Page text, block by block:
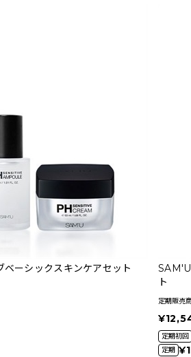
ーシックスキンケアセット
ト
定期販売
定期初回
定期